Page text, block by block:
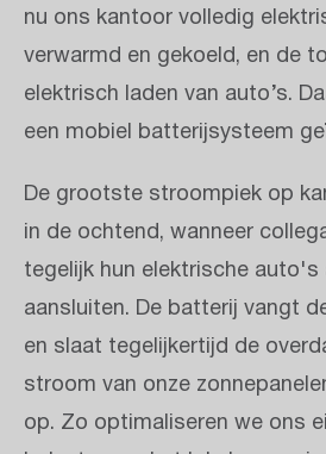
nu ons kantoor volledig
verwarmd en gekoeld, en de
elektrisch laden van auto’s.
een mobiel batterijsysteem
De grootste stroompiek op
in de ochtend, wanneer
tegelijk hun elektrische auto's
aansluiten. De batterij vangt
en slaat tegelijkertijd de
stroom van onze
op. Zo optimaliseren we ons